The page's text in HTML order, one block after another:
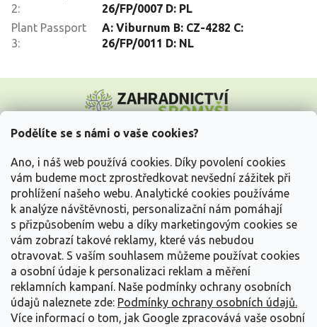
Podělíte se s námi o vaše cookies?
Ano, i náš web používá cookies. Díky povolení cookies
vám budeme moct zprostředkovat nevšední zážitek při
prohlížení našeho webu. Analytické cookies používáme
k analýze návštěvnosti, personalizační nám pomáhají
s přizpůsobením webu a díky marketingovým cookies se
vám zobrazí takové reklamy, které vás nebudou
otravovat. S vaším souhlasem můžeme používat cookies
a osobní údaje k personalizaci reklam a měření
reklamních kampaní. Naše podmínky ochrany osobních
údajů naleznete zde: Podmínky ochrany osobních údajů.
Více informací o tom, jak Google zpracovává vaše osobní
2:
26/FP/0007 D: PL
Plant Passport
3:
A: Viburnum B: CZ-4282 C:
26/FP/0011 D: NL
p
Vše o nákupu
Informace pro Vás
Kontakujte nás